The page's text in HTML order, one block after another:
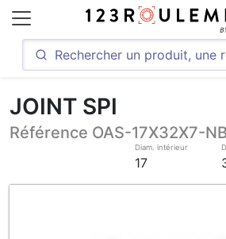
JOINT SPI
Référence OAS-17X32X7-
Diam. intérieur
17